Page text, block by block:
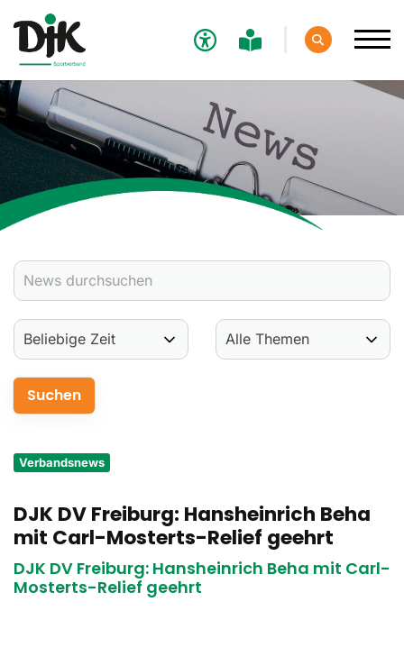
Verbandsnews
DJK DV Freiburg: Hansheinrich Beha
mit Carl-Mosterts-Relief geehrt
DJK DV Freiburg: Hansheinrich Beha mit Carl-
Mosterts-Relief geehrt
Verband
Aktuelles
Verbands-News
Termine
Verantwortung
Aus- und Fortbildungen
Kontakt